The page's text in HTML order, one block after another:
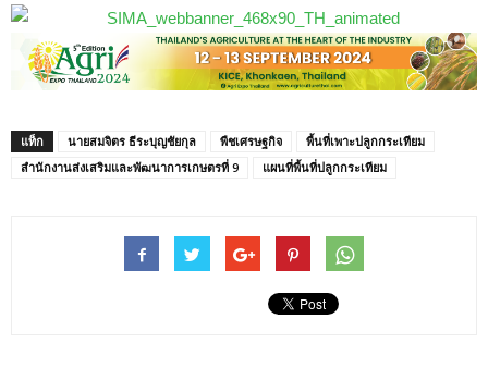
แท็ก นายสมจิตร ธีระบุญชัยกุล พืชเศรษฐกิจ
พื้นที่เพาะปลูกกระเทียม
สำนักงานส่งเสริมและพัฒนาการเกษตรที่ 9
แผนที่พื้นที่ปลูกกระเทียม